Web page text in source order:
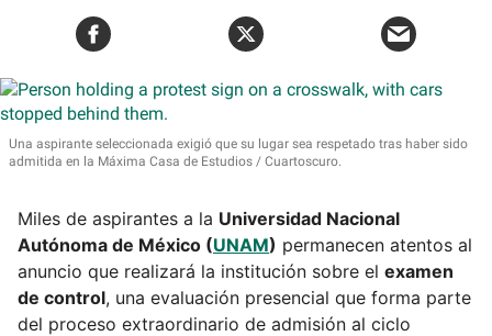
Una aspirante seleccionada exigió que su lugar sea respetado tras haber sido
admitida en la Máxima Casa de Estudios
Cuartoscuro.
Miles de aspirantes a la Universidad Nacional
Autónoma de México (UNAM) permanecen atentos al
anuncio que realizará la institución sobre el examen
de control, una evaluación presencial que forma parte
del proceso extraordinario de admisión al ciclo